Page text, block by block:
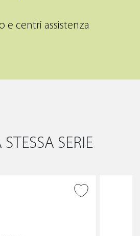
e centri assistenza
SERIE